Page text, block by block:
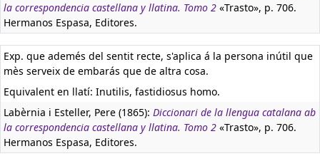
la correspondencia castellana y llatina. Tomo 2 «Trasto», p. 706.
Hermanos Espasa, Editores.
Exp. que ademés del sentit recte, s'aplica á la persona inútil que
mès serveix de embarás que de altra cosa.
Equivalent en llatí: Inutilis, fastidiosus homo.
Labèrnia i Esteller, Pere (1865): Diccionari de la llengua catalana ab
la correspondencia castellana y llatina. Tomo 2 «Trasto», p. 706.
Hermanos Espasa, Editores.